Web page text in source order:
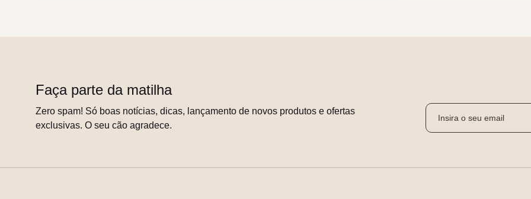
Faça parte da matilha
Zero spam! Só boas notícias, dicas, lançamento de novos produtos e ofertas
exclusivas. O seu cão agradece.